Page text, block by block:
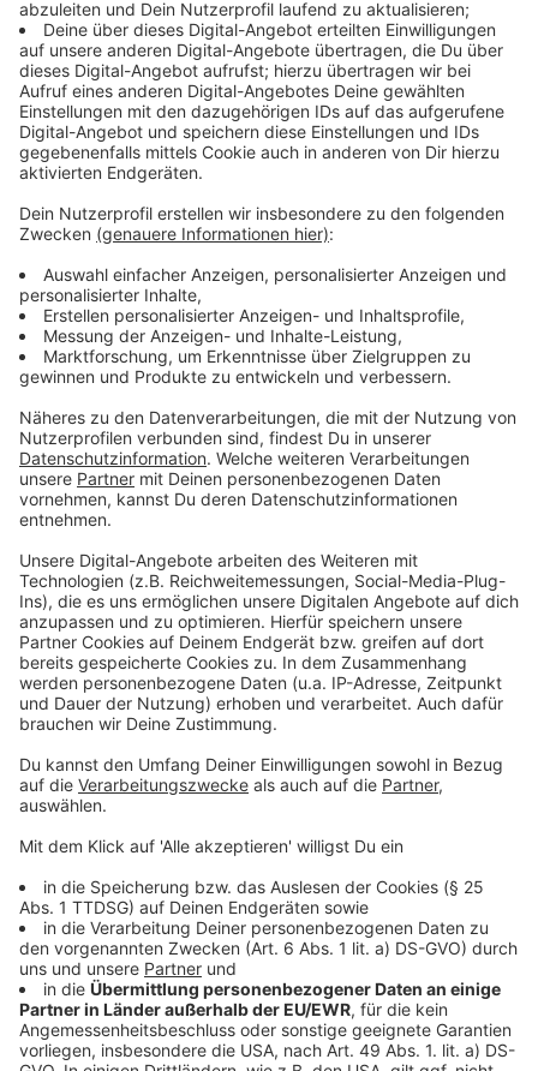
Land NRW zur Verfügung gestellt.
Diese können beispielsweise Abstandsregelungen
beinhalten oder, dass Kleinsportgeräte wie
Yogamatten zu den Stunden mitgebracht werden
müssen.
kontaktfrei ist - es ist nicht auf Sportarten begrenzt.
Ausdauereinheit gemeinsam machen möchte, ist das
wieder erlaubt.
Ab dem 20.Mai dürfen Freibäder
wieder eröffnen.
Auchreine Spaßbäderdürfen ab dem 15. Juni wieder
öffnen.
Sportarten beziehungsweise Trainingseinheiten mit
unvermeidbarem Kontakt sind wieder möglich. Ebenso
Wettbewerbe im Jugend- und Amateurbereich.
Ebenso dürfen dann Thermen, Schwimmbäder und
Spaßbäder öffnen. Wellness ist ab dann wieder
möglich.
Anzeige
Friseurbetriebe
Anzeige
Friseurbetriebe dürfen ab dem 04. Mai wieder öffnen -
aber nur unter höchsten Hygienestandards. Das sind: